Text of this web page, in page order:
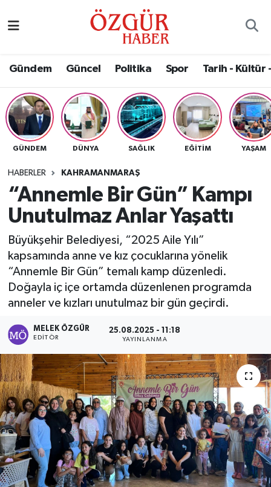
Gündem Güncel Politika Spor Tarih - Kültür
GÜNDEM DÜNYA SAĞLIK EĞITIM YAŞAM
HABERLER KAHRAMANMARAŞ
“Annemle Bir Gün” Kampı
Unutulmaz Anlar Yaşattı
Büyükşehir Belediyesi, “2025 Aile Yılı”
kapsamında anne ve kız çocuklarına yönelik
“Annemle Bir Gün” temalı kamp düzenledi.
Doğayla iç içe ortamda düzenlenen programda
anneler ve kızları unutulmaz bir gün geçirdi.
MELEK ÖZGÜR
EDITÖR
25.08.2025 - 11:18
YAYINLANMA
Eğitim
Ekonomi
Güncel
Gündem
Politika
Sağlık
Spor
Tarih - Kültür - Sanat - Turizm
Yaşam
Nöbetçi Eczaneler
Namaz Vakitleri
Trafik Durumu
Süper Lig Puan Durumu ve Fikstür
Tüm Manşetler
Haber Arşivi